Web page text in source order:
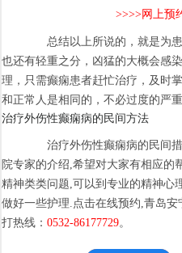
>>>>网上预
总结以上所说的，就是为患
也还有轻重之分，凶猛的大概会感
理，只需癫痫患者赶忙治疗，及时
和正常人是相同的，不必过度的严重
治疗外伤性癫痫病的民间方法
治疗外伤性癫痫病的民间
院专家的介绍,希望对大家有相应的
精神类类问题,可以到专业的精神心
做好一些护理.点击在线预约,青岛
打热线：0532-86177729。